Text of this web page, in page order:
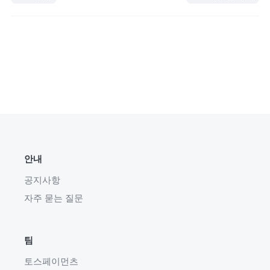
안내
공지사항
자주 묻는 질문
팀
토스페이먼츠